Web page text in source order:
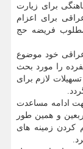
برای زیارت
برای اعزام
فریضه حج
خود موضوع
را مورد بحث
لازم برای
ادامه مساعدت
و همین طور
زمینه های